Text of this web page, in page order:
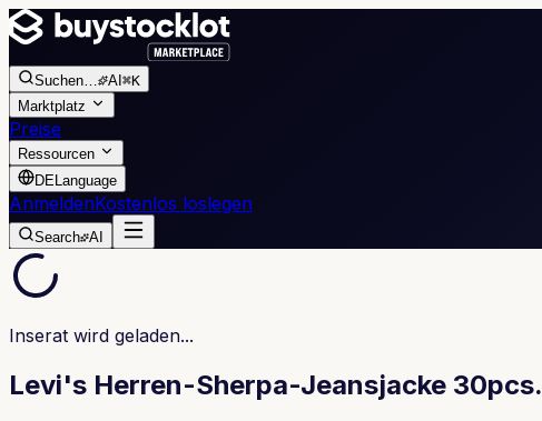
Suchen… AI ⌘K
Marktplatz
Preise
Ressourcen
DELanguage
AnmeldenKostenlos loslegen
Search AI
Inserat wird geladen...
Levi's Herren-Sherpa-Jeansjacke 30pcs.